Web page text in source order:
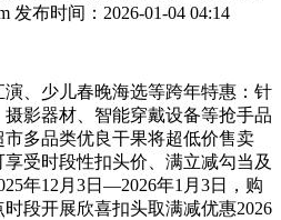
发布时间：2026-01-04 04:14
、少儿春晚海选等跨年特惠：针
影器材、智能穿戴设备等抢手品
多品类优良干果将超低价售卖
享受时段性扣头价、满立减勾当及
年12月3日—2026年1月3日，购
段开展欣喜扣头取满减优惠2026